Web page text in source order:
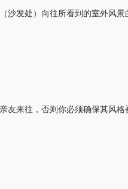
发处）向往所看到的室外风
来往，否则你必须确保其风